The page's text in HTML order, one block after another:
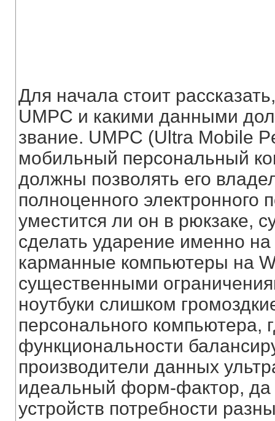
Для начала стоит
UMPC и какими данными
звание. UMPC (Ultra Mobile
мобильный персональный
должны позволять его
полноценного
уместится ли он в рюкзаке,
сделать ударение именно
карманные компьютеры на
существенными
ноутбуки слишком
персонального компьютера,
функциональности
производители данных
идеальный форм-фактор, да
устройств потребности